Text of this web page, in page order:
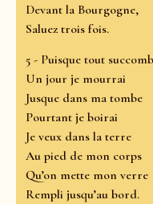
Devant la Bourgogne,
Saluez trois fois.
5 - Puisque tout
Un jour je mourrai
Jusque dans ma tombe
Pourtant je boirai
Je veux dans la terre
Au pied de mon corps
Qu’on mette mon verre
Rempli jusqu’au bord.